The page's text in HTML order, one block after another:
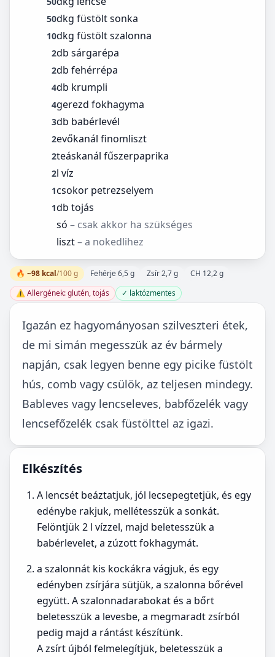
50dkg füstölt sonka
10dkg füstölt szalonna
2db sárgarépa
2db fehérrépa
4db krumpli
4gerezd fokhagyma
3db babérlevél
2evőkanál finomliszt
2teáskanál fűszerpaprika
2l víz
1csokor petrezselyem
1db tojás
só – csak akkor ha szükséges
liszt– a nokedlihez
🔥 ~98 kcal/100 g Fehérje 6,5 g Zsír 2,7 g
CH 12,2 g
⚠️ Allergének: glutén, tojás
✓ laktózmentes
Igazán ez hagyományosan szilveszteri étek,
de mi simán megesszük az év bármely
napján, csak legyen benne egy picike füstölt
hús, comb vagy csülök, az teljesen mindegy.
Bableves vagy lencseleves, babfőzelék vagy
lencsefőzelék csak füstölttel az igazi.
Elkészítés
A lencsét beáztatjuk, jól lecsepegtetjük, és egy
edénybe rakjuk, mellétesszük a sonkát.
Felöntjük 2 l vízzel, majd beletesszük a
babérlevelet, a zúzott fokhagymát.
a szalonnát kis kockákra vágjuk, és egy
edényben zsírjára sütjük, a szalonna bőrével
együtt. A szalonnadarabokat és a bőrt
beletesszük a levesbe, a megmaradt zsírból
pedig majd a rántást készítünk.
A zsírt újból felmelegítjük, beletesszük a